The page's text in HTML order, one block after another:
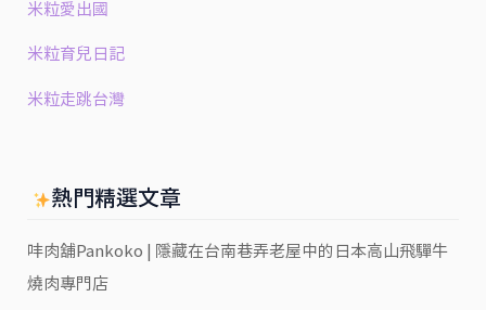
米粒愛出國
米粒育兒日記
米粒走跳台灣
熱門精選文章
㕩肉舖Pankoko | 隱藏在台南巷弄老屋中的日本高山飛驒牛
燒肉專門店